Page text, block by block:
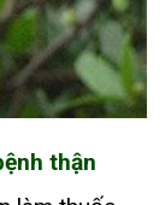
thận